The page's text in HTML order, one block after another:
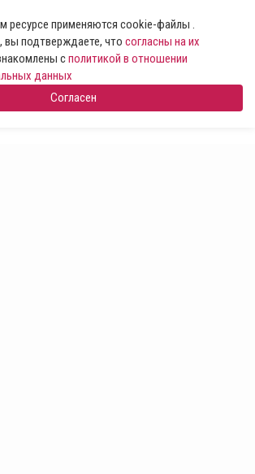
ресурсе применяются cookie-файлы .
вы подтверждаете, что согласны на их
сполитикой в отношении
данных
Согласен